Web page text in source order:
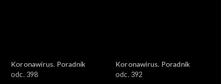
Koronawirus. Poradnik
odc. 398
Koronawirus. Poradnik
odc. 392